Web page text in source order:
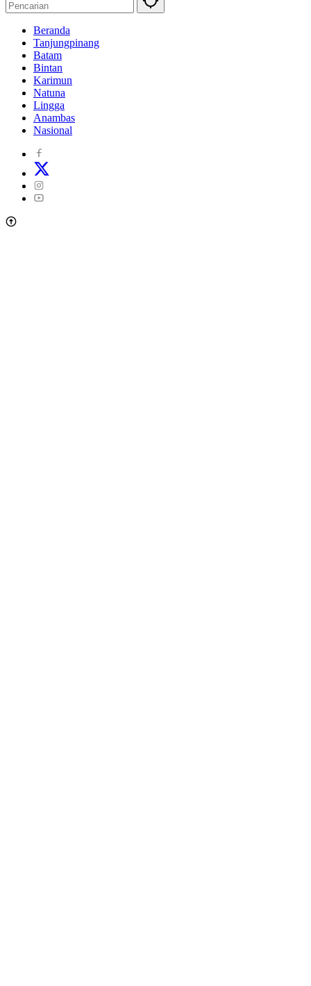
Beranda
Tanjungpinang
Batam
Bintan
Karimun
Natuna
Lingga
Anambas
Nasional